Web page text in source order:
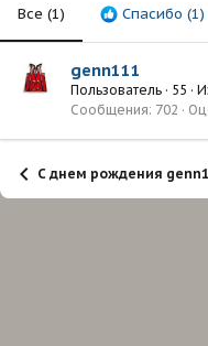
Все (1) Спасибо (1)
genn111
Пользователь · 55 ·
Сообщения 702
С днем рождения